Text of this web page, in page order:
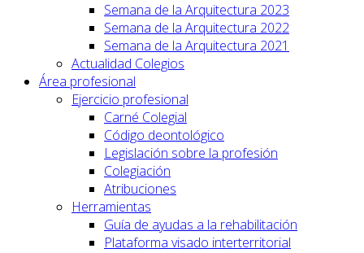
Semana de la Arquitectura 2023
Semana de la Arquitectura 2022
Semana de la Arquitectura 2021
Actualidad Colegios
Área profesional
Ejercicio profesional
Carné Colegial
Código deontológico
Legislación sobre la profesión
Colegiación
Atribuciones
Herramientas
Guía de ayudas a la rehabilitación
Plataforma visado interterritorial